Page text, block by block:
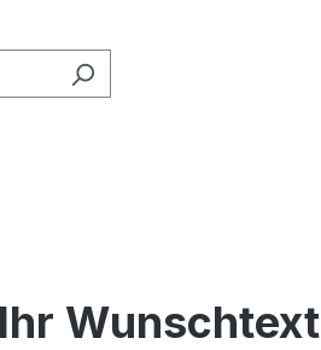
Wunschtext